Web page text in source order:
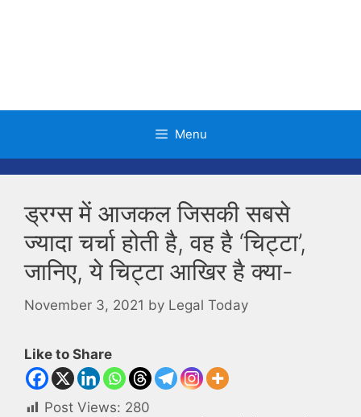
Menu
ड्रग्स में आजकल जिसकी सबसे
ज्यादा चर्चा होती है, वह है ‘चिट्टा’,
जानिए, ये चिट्टा आखिर है क्या-
November 3, 2021 by Legal Today
Like to Share
Post Views: 280